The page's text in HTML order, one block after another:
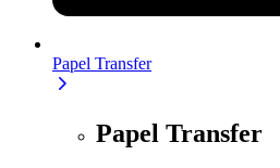
Papel Transfer
Papel Transfer